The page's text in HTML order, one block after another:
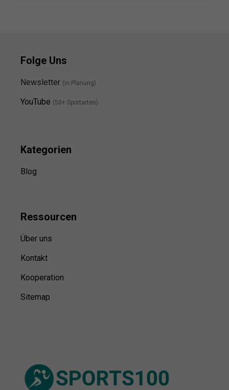
Folge Uns
Newsletter (in Planung)
YouTube (50+ Sportarten)
Kategorien
Blog
Ressourcen
Über uns
Kontakt
Kooperation
Sitemap